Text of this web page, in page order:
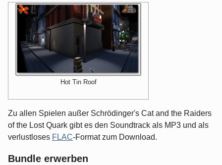
Hot Tin Roof
Zu allen Spielen außer Schrödinger's Cat and the Raiders
of the Lost Quark gibt es den Soundtrack als MP3 und als
verlustloses FLAC-Format zum Download.
Bundle erwerben